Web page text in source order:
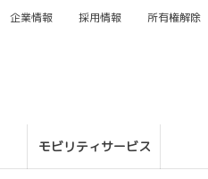
モビリティサービス
企業情報 採用情報 所有権解除